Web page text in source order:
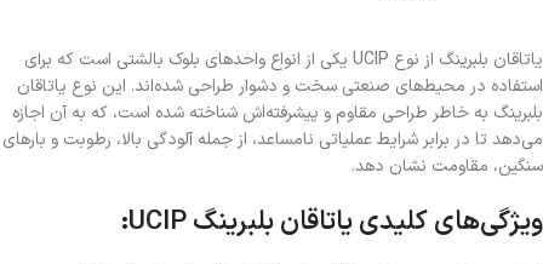
یاتاقان بلبرینگ از نوع UCIP یکی از انواع واحدهای بلوک بالشتی است که برای
استفاده در محیط‌های صنعتی سخت و دشوار طراحی شده‌اند. این نوع یاتاقان
بلبرینگ به خاطر طراحی مقاوم و پیشرفته‌اش شناخته شده است، که به آن اجازه
می‌دهد تا در برابر شرایط عملیاتی نامساعد، از جمله آلودگی بالا، رطوبت و بارهای
سنگین، مقاومت نشان دهد.
ویژگی‌های کلیدی یاتاقان بلبرینگ UCIP: